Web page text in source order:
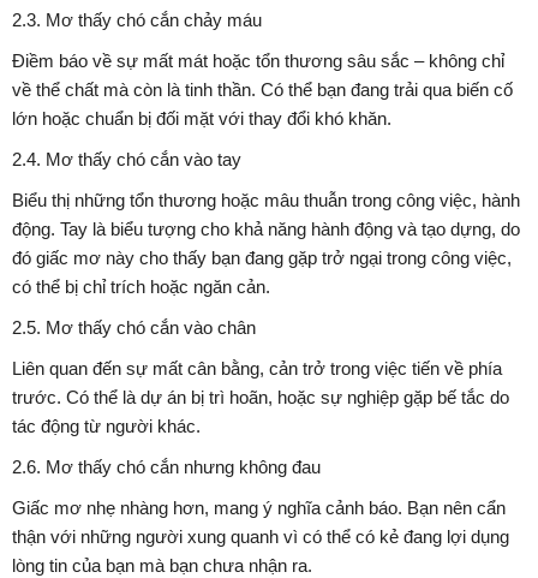
2.3. Mơ thấy chó cắn chảy máu
Điềm báo về sự mất mát hoặc tổn thương sâu sắc – không chỉ
về thể chất mà còn là tinh thần. Có thể bạn đang trải qua biến cố
lớn hoặc chuẩn bị đối mặt với thay đổi khó khăn.
2.4. Mơ thấy chó cắn vào tay
Biểu thị những tổn thương hoặc mâu thuẫn trong công việc, hành
động. Tay là biểu tượng cho khả năng hành động và tạo dựng, do
đó giấc mơ này cho thấy bạn đang gặp trở ngại trong công việc,
có thể bị chỉ trích hoặc ngăn cản.
2.5. Mơ thấy chó cắn vào chân
Liên quan đến sự mất cân bằng, cản trở trong việc tiến về phía
trước. Có thể là dự án bị trì hoãn, hoặc sự nghiệp gặp bế tắc do
tác động từ người khác.
2.6. Mơ thấy chó cắn nhưng không đau
Giấc mơ nhẹ nhàng hơn, mang ý nghĩa cảnh báo. Bạn nên cẩn
thận với những người xung quanh vì có thể có kẻ đang lợi dụng
lòng tin của bạn mà bạn chưa nhận ra.